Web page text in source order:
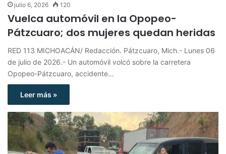
julio 6, 2026 120
Vuelca automóvil en la Opopeo-
Pátzcuaro; dos mujeres quedan heridas
RED 113 MICHOACÁN/ Redacción. Pátzcuaro, Mich.- Lunes 06
de julio de 2026.- Un automóvil volcó sobre la carretera
Opopeo-Pátzcuaro, accidente…
Leer más »